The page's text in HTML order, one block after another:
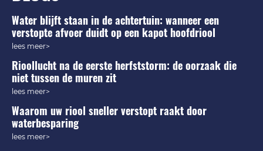
Water blijft staan in de achtertuin: wanneer een
verstopte afvoer duidt op een kapot hoofdriool
lees meer>
Rioollucht na de eerste herfststorm: de oorzaak die
niet tussen de muren zit
lees meer>
Waarom uw riool sneller verstopt raakt door
waterbesparing
lees meer>